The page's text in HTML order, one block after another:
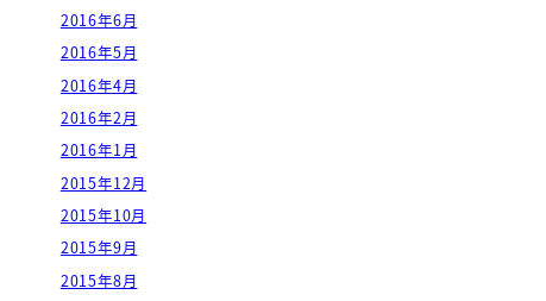
2016年6月
2016年5月
2016年4月
2016年2月
2016年1月
2015年12月
2015年10月
2015年9月
2015年8月